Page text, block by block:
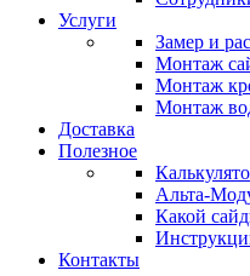
Услуги
Замер и
Монтаж
Монтаж
Монтаж
Доставка
Полезное
Альта-
Какой
Контакты